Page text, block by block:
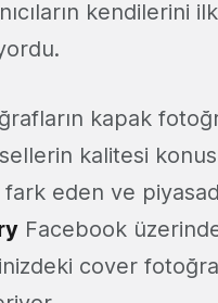
kendilerini
kapak
kalitesi
fark eden ve
Facebook
cover